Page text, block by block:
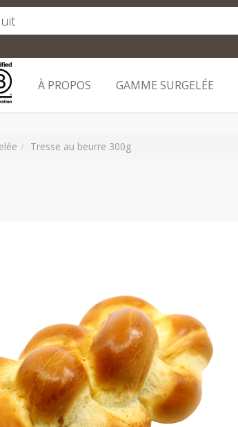
À PROPOS GAMME SURGELÉE
Tresse au beurre 300g